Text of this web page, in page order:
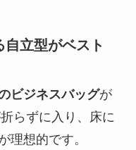
立型がベスト
ビジネスバッグが
らずに入り、床に
理想的です。